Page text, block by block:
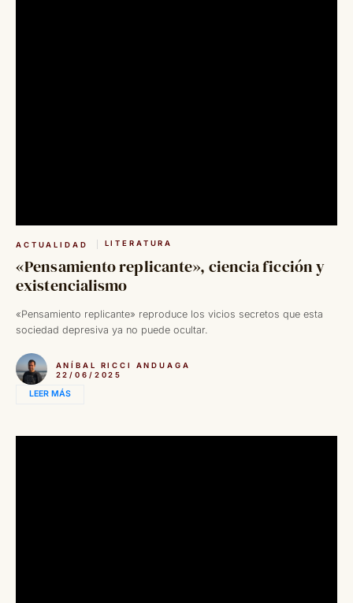
ACTUALIDAD LITERATURA
«Pensamiento replicante», ciencia ficción y
existencialismo
«Pensamiento replicante» reproduce los vicios secretos que esta
sociedad depresiva ya no puede ocultar.
ANÍBAL RICCI ANDUAGA
22/06/2025
LEER MÁS